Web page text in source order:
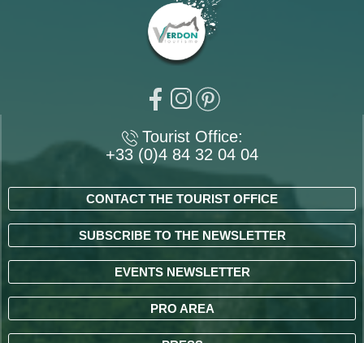
Tourist Office:
+33 (0)4 84 32 04 04
CONTACT THE TOURIST OFFICE
SUBSCRIBE TO THE NEWSLETTER
EVENTS NEWSLETTER
PRO AREA